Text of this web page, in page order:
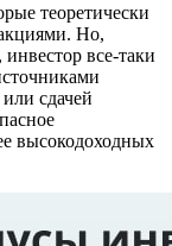
теоретически
Но,
все-таки
сдачей
высокодоходных